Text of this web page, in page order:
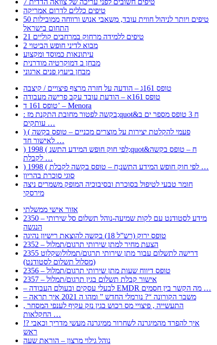
7 טיפים חשובים לפני עריכה של צוואה הדדית
טיפים כללים לדרום אמריקה
50 טיפים ויותר לניהול חווית עובד, משאבי אנוש ורווחה ממובילות
התחום בישראל
21 טיפים ללמידה מרחוק במרחבים קוליים
מבוא לדיני חופש הביטוי 2
עיתונאות כמוסד ומקצוע
מבחן ב דמוקרטיה מודרנית
מבחן ביעוץ פנים ארגוני
טופס 161ג – הודעה על חזרה מרצף פיצויים / קיצבה
טופס 161א – הודעת עובד עקב פרישה מעבודה
טופס 161 ד’ – Menora
: בקשה לפטור מחובת התקנת מז;quot&ח 3 טופס מספר ים ב
עותקים …
) ( פעמי להקלטת יצירות על מוצרים מכניים – טופס בקשה
לאישור חד …
) 1998 ( לפי חוק חופש המידע התשנ;quot&ח – טופס בקשה
לקבלת …
) 1998 ( לפי חוק חופש המידע התשנ;ח – טופס בקשה לקבלת …
סוגי סוכרת בהריון
חומר טבעי לטיפול בסוכרת ובסיבוכיה המופק משמרים ניצה
מירסקי
אזור אישי ממשלתי
2350 – מידע לסטודנט עם לקות שמיעה-נוהל תשלום סל שירותי
הנגשה
טופס ירוק (רש”ל 18) בקשה להוצאת רישיון נהיגה
2352 – הצעת מחיר למתן שירותי תרגום/תמלול
2355 דרישה לתשלום עבור מתן שירותי תרגום/תמלול/שקלוט
(מסלול תשלום לסטודנט)
2356 – טופס דיווח שעות מתן שירותי תרגום/תמלול
2357 – אישור קבלת תשלום בגין תרגום/תמלול
– לבעלי עסקים ובעולם העבודה EMDR מה הקשר בין חסמים …
– משבר הקורונה “? נורמלי החדש ” ומהו ה 2021 איך תראה
, התעשייה , פיצויי מס רכוש בגין נזק עקיף לענפי המסחר
החקלאות …
!? איך להפרד מהמיגרנה לשחרור ממיגרנה מעשי מדריך וכאבי
ראש
נוהל גילוי מרצון – הוראת שעה